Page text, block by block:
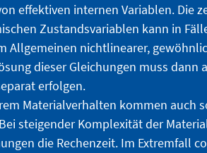
effektiven internen Variablen. Die
Zustandsvariablen kann in
Allgemeinen nichtlinearer,
dieser Gleichungen muss
erfolgen.
Materialverhalten kommen auch
steigender Komplexität der
die Rechenzeit. Im Extremfall